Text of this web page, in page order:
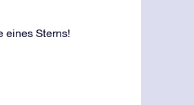
eines Sterns!